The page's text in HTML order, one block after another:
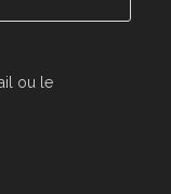
ou le